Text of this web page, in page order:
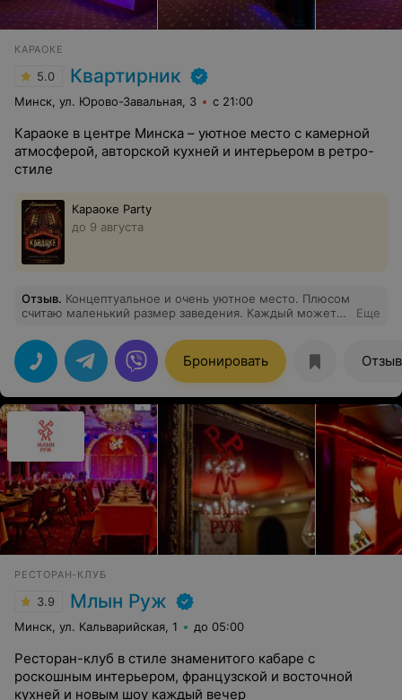
КАРАОКЕ
5.0 Квартирник
Минск, ул. Юрово-Завальная, 3 с 21:00
Караоке в центре Минска – уютное место с камерной
атмосферой, авторской кухней и интерьером в ретро-
стиле
Караоке Party
до 9 августа
Отзыв. Концептуальное и очень уютное место. Плюсом
считаю маленький размер заведения. Каждый может
Очередь идет по кругу столов (+- 7). До 04.00 песни
бесплатные, далее 50 рублей за песню ( цена
адекватная). Официанты внимательные и
уважительные. Отдельно хочу отметить бэк
вокалистов, замечательный голос у девушек, не
теряются и в ответственный момент помогают
вытянуть песню). Нет предвзятого отношения к
гостям, ко всем относятся одинаково. У нас остались
только положительные эмоции от заведения.
Еще
Бронировать
РЕСТОРАН-КЛУБ
3.9 Млын Руж
Минск, ул. Кальварийская, 1 до 05:00
Ресторан-клуб в стиле знаменитого кабаре с
роскошным интерьером, французской и восточной
кухней и новым шоу каждый вечер